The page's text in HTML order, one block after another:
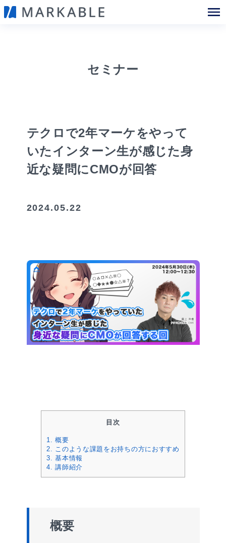
セミナー
テクロで2年マーケをやって
いたインターン生が感じた身
近な疑問にCMOが回答
2024.05.22
目次
1. 概要
2. このような課題をお持ちの方におすすめ
3. 基本情報
4. 講師紹介
概要